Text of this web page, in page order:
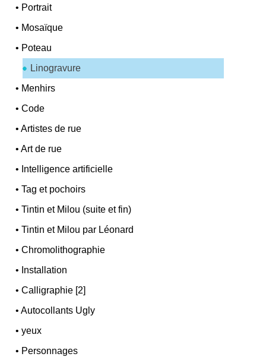
• Portrait
• Mosaïque
• Poteau
Linogravure
• Menhirs
•Code
•Artistes de rue
•Art de rue
• Intelligence artificielle
•Tag et pochoirs
•Tintin et Milou (suite et fin)
•Tintin et Milou par Léonard
•Chromolithographie
• Installation
•Calligraphie [2]
•Autocollants Ugly
•yeux
• Personnages